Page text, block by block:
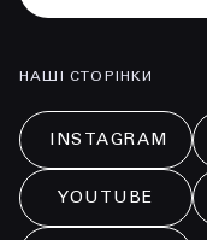
НАШІ СТОРІНКИ
INSTAGRAM
YOUTUBE